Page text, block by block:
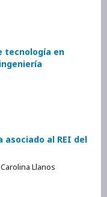
tecnología en
asociado al REI del
Llanos